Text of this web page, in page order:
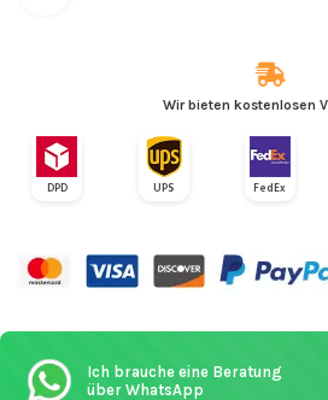
Wir bieten kostenlosen
DPD UPS FedEx
Ich brauche eine Beratung
über WhatsApp